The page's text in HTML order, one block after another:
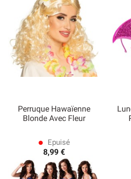
Perruque Hawaïenne
Blonde Avec Fleur
lens Epuisé
8,99 €